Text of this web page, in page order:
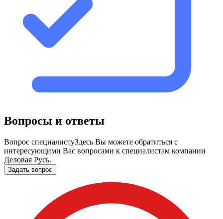
Вопросы и ответы
Вопрос специалистуЗдесь Вы можете обратиться с
интересующими Вас вопросами к специалистам компании
Деловая Русь.
Задать вопрос